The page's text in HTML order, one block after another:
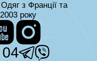
з Франції та
року